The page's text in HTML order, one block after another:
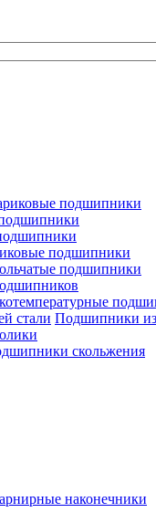
подшипники
подшипники
подшипники
Подшипники
скольжения
наконечники